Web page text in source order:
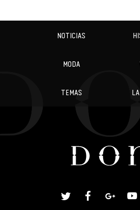
NOTICIAS
MODA
TEMAS